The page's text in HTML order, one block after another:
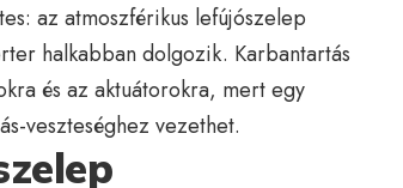
az atmoszférikus lefújószelep
halkabban dolgozik. Karbantartás
és az aktuátorokra, mert egy
veszteséghez vezethet.